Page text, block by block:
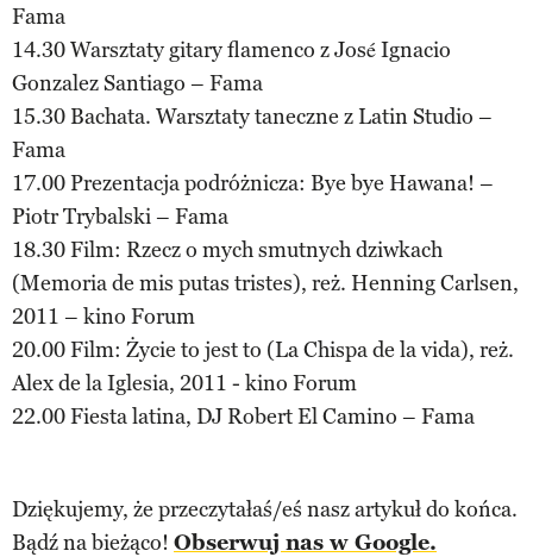
Fama
14.30 Warsztaty gitary flamenco z José Ignacio
Gonzalez Santiago – Fama
15.30 Bachata. Warsztaty taneczne z Latin Studio –
Fama
17.00 Prezentacja podróżnicza: Bye bye Hawana! –
Piotr Trybalski – Fama
18.30 Film: Rzecz o mych smutnych dziwkach
(Memoria de mis putas tristes), reż. Henning Carlsen,
2011 – kino Forum
20.00 Film: Życie to jest to (La Chispa de la vida), reż.
Alex de la Iglesia, 2011 - kino Forum
22.00 Fiesta latina, DJ Robert El Camino – Fama
Dziękujemy, że przeczytałaś/eś nasz artykuł do końca.
Bądź na bieżąco! Obserwuj nas w Google.